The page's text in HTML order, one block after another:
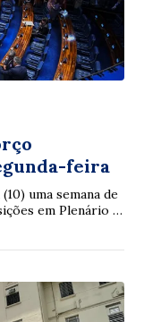
feira
uma semana de
em Plenário e